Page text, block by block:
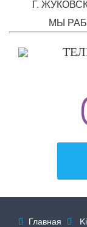
Г.
МЫ
 Главная 